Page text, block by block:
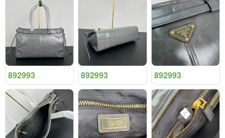
892993 892993 892993